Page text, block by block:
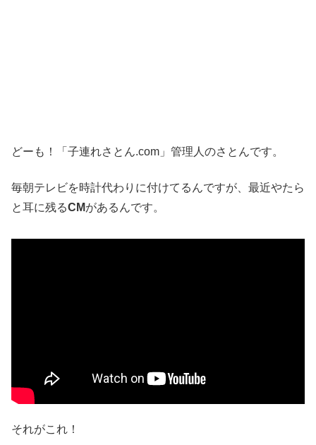
どーも！「子連れさとん.com」管理人のさとんです。
毎朝テレビを時計代わりに付けてるんですが、最近やたら
と耳に残るCMがあるんです。
それがこれ！